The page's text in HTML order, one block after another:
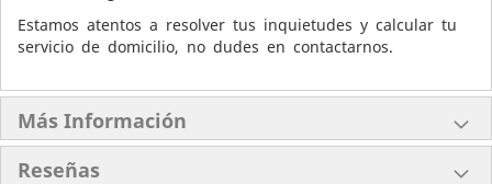
Estamos atentos a resolver tus inquietudes y calcular tu
servicio de domicilio, no dudes en contactarnos.
Más Información
Reseñas